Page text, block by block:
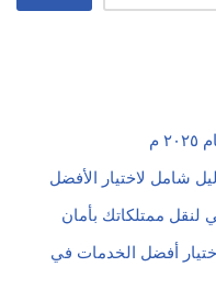
شامل لاختيار الأفضل
لنقل ممتلكاتك بأمان
أفضل الخدمات في